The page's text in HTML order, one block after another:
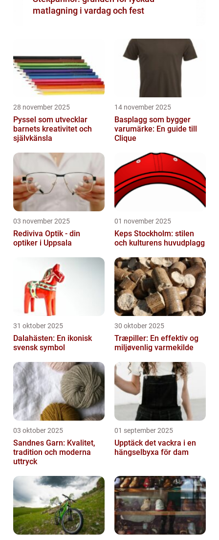
matlagning i vardag och fest
28 november 2025
Pyssel som utvecklar
barnets kreativitet och
självkänsla
14 november 2025
Basplagg som bygger
varumärke: En guide till
Clique
03 november 2025
Rediviva Optik - din
optiker i Uppsala
01 november 2025
Keps Stockholm: stilen
och kulturens huvudplagg
31 oktober 2025
Dalahästen: En ikonisk
svensk symbol
30 oktober 2025
Træpiller: En effektiv og
miljøvenlig varmekilde
03 oktober 2025
Sandnes Garn: Kvalitet,
tradition och moderna
uttryck
01 september 2025
Upptäck det vackra i en
hängselbyxa för dam